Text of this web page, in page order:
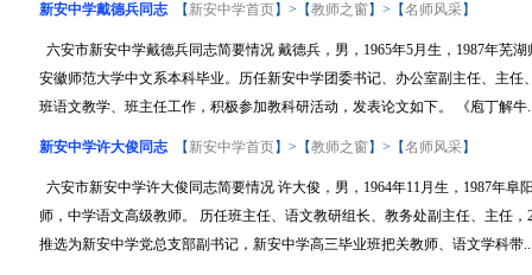
新安中学戴德兵同志 【 新安中学首页】>【教师之窗】>【名师风采】
六安市新安中学戴德兵同志简要情况 戴德兵，男，1965年5月生，1987年芜
安徽师范大学中文系本科毕业。历任新安中学团委书记、办公室副主任、主
班语文教学、班主任工作，积极参加教科研活动，发表论文如下。 《庖丁解牛
新安中学许大俊同志 【 新安中学首页】>【教师之窗】>【名师风采】
六安市新安中学许大俊同志简要情况 许大俊，男，1964年11月生，1987年
师，中学语文高级教师。 历任班主任、语文教研组长、教务处副主任、主任
推选为新安中学党总支部副书记，新安中学高三毕业班把关教师、语文学科带